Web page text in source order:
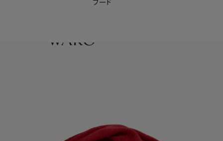
【会員様限定】夏のプレゼントキャンペーン開催中
フード